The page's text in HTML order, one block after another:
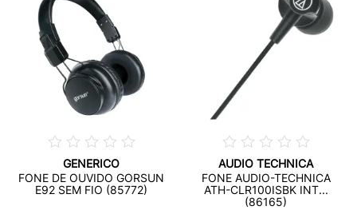
GENERICO
FONE DE OUVIDO GORSUN
E92 SEM FIO (85772)
AUDIO TECHNICA
FONE AUDIO-TECHNICA
ATH-CLR100ISBK INT...
(86165)